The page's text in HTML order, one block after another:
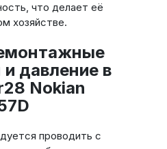
что делает её
хозяйстве.
давление в
Nokian
проводить с